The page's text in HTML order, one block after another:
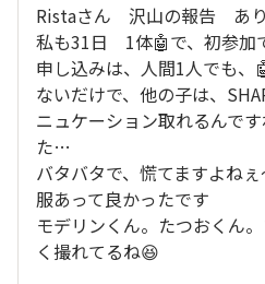
Ristaさん 沢山の報告 あ
私も31日 1体🤖で、初参加
申し込みは、人間1人でも、
ないだけで、他の子は、
ニュケーション取れるんで
た…
バタバタで、慌てますよね
服あって良かったです
モデリンくん。たつおくん
く撮れてるね😆